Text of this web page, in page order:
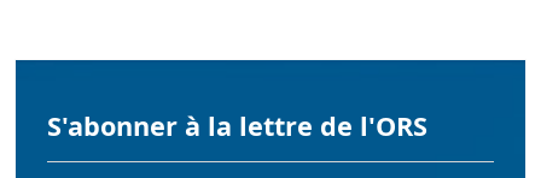
S'abonner à la lettre de l'ORS